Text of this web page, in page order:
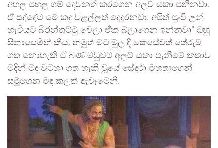
අහල පහල ගම් දෙවනත් කරගෙන අලව් යකා පනිනවා.
ඒ සද්දේට මේ කඳු වළල්ලත් දෙදරනවා. අපිත් පුංචි උන්
හැටියට බිරන්තට්ටු වෙලා ඒක බලාගෙන ඉන්නවා” ඔහු
සිනාසෙමින් කීය. නමුත් මට මුල දී කෙසේවත් තේරුම්
ගත නොහැකි ඒ බණ මඩුවට අලව් යකා පැනීමේ කතාව
මදින් මඳ වටහා ගත හැකි වූයේ සේදරා මහතාගෙන්
සමුගෙන මඳ කලක් ඇවෑමෙනි.